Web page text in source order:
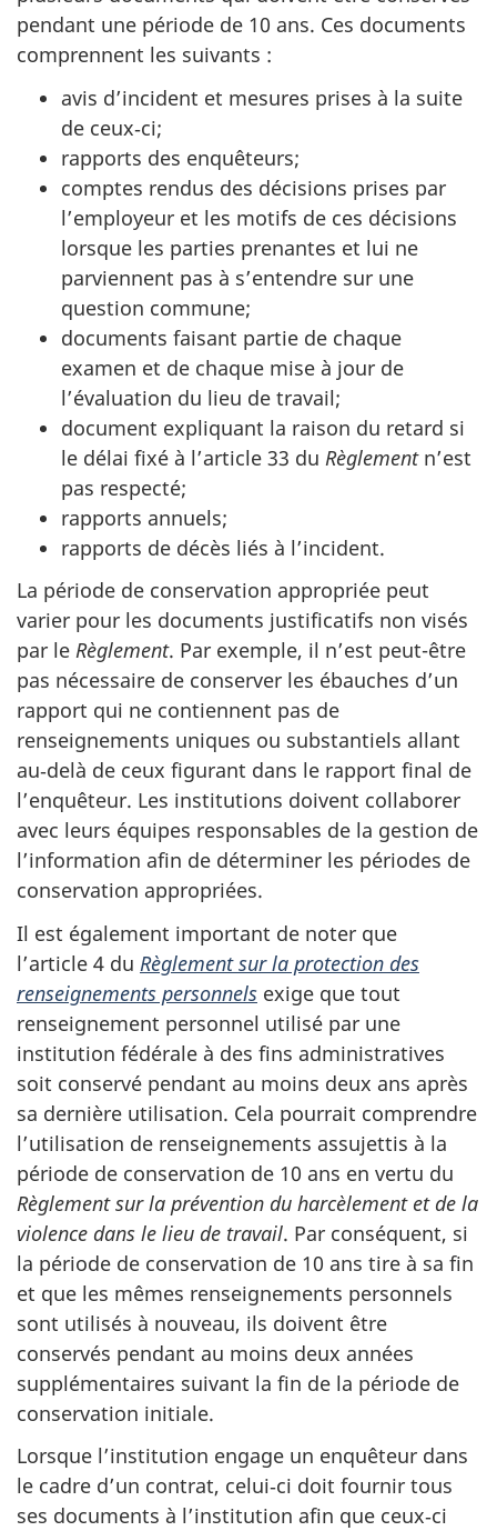
pendant une période de 10 ans. Ces documents
comprennent les suivants :
avis d’incident et mesures prises à la suite
de ceux‑ci;
rapports des enquêteurs;
comptes rendus des décisions prises par
l’employeur et les motifs de ces décisions
lorsque les parties prenantes et lui ne
parviennent pas à s’entendre sur une
question commune;
documents faisant partie de chaque
examen et de chaque mise à jour de
l’évaluation du lieu de travail;
document expliquant la raison du retard si
le délai fixé à l’article 33 du Règlementn’est
pas respecté;
rapports annuels;
rapports de décès liés à l’incident.
La période de conservation appropriée peut
varier pour les documents justificatifs non visés
par le Règlement. Par exemple, il n’est peut-être
pas nécessaire de conserver les ébauches d’un
rapport qui ne contiennent pas de
renseignements uniques ou substantiels allant
au‑delà de ceux figurant dans le rapport final de
l’enquêteur. Les institutions doivent collaborer
avec leurs équipes responsables de la gestion de
l’information afin de déterminer les périodes de
conservation appropriées.
Il est également important de noter que
l’article 4 du Règlement sur la protection des
renseignements personnels exige que tout
renseignement personnel utilisé par une
institution fédérale à des fins administratives
soit conservé pendant au moins deux ans après
sa dernière utilisation. Cela pourrait comprendre
l’utilisation de renseignements assujettis à la
période de conservation de 10 ans en vertu du
Règlement sur la prévention du harcèlement et de la
violence dans le lieu de travail. Par conséquent, si
la période de conservation de 10 ans tire à sa fin
et que les mêmes renseignements personnels
sont utilisés à nouveau, ils doivent être
conservés pendant au moins deux années
supplémentaires suivant la fin de la période de
conservation initiale.
Lorsque l’institution engage un enquêteur dans
le cadre d’un contrat, celui‑ci doit fournir tous
ses documents à l’institution afin que ceux‑ci